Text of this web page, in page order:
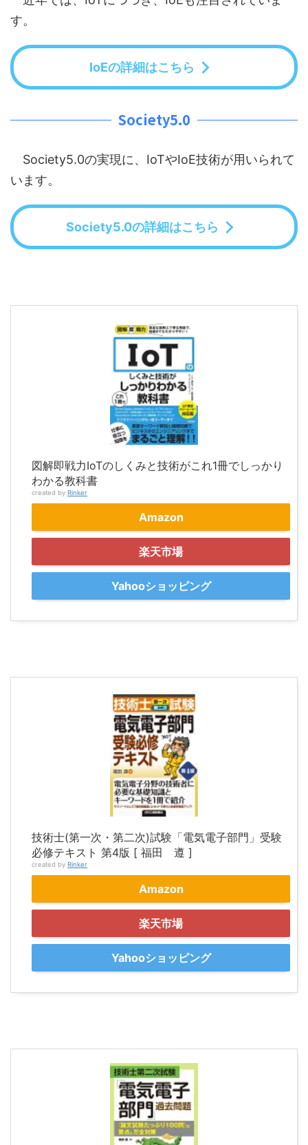
す。
IoEの詳細はこちら
Society5.0
Society5.0の実現に、IoTやIoE技術が用いられて
います。
Society5.0の詳細はこちら
図解即戦力IoTのしくみと技術がこれ1冊でしっかり
わかる教科書
created by Rinker
Amazon
楽天市場
Yahooショッピング
技術士(第一次・第二次)試験「電気電子部門」受験
必修テキスト 第4版 [ 福田 遵 ]
created by Rinker
Amazon
楽天市場
Yahooショッピング